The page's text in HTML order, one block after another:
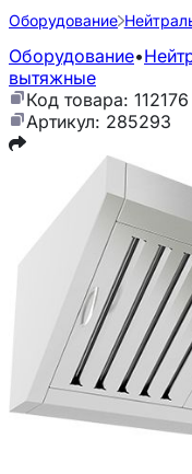
Оборудование
Оборудование•
вытяжные
Код товара: 112176
Артикул: 285293